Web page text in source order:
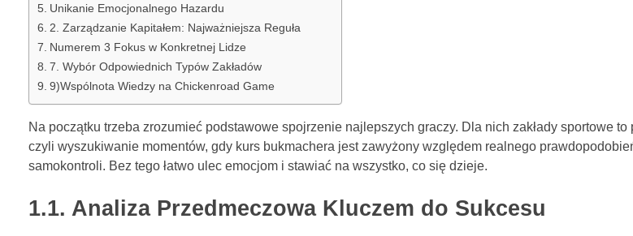
Unikanie Emocjonalnego Hazardu
2. Zarządzanie Kapitałem: Najważniejsza Reguła
Numerem 3 Fokus w Konkretnej Lidze
7. Wybór Odpowiednich Typów Zakładów
9)Wspólnota Wiedzy na Chickenroad Game
Na początku trzeba zrozumieć podstawowe spojrzenie najlepszych graczy. Dla nich zakłady sportowe
czyli wyszukiwanie momentów, gdy kurs bukmachera jest zawyżony względem realnego
samokontroli. Bez tego łatwo ulec emocjom i stawiać na wszystko, co się dzieje.
1.1. Analiza Przedmeczowa Kluczem do Sukcesu